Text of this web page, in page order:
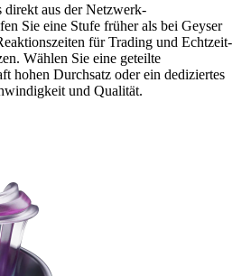
direkt aus der Netzwerk-
Sie eine Stufe früher als bei Geyser
für Trading und Echtzeit-
Wählen Sie eine geteilte
hohen Durchsatz oder ein dediziertes
und Qualität.